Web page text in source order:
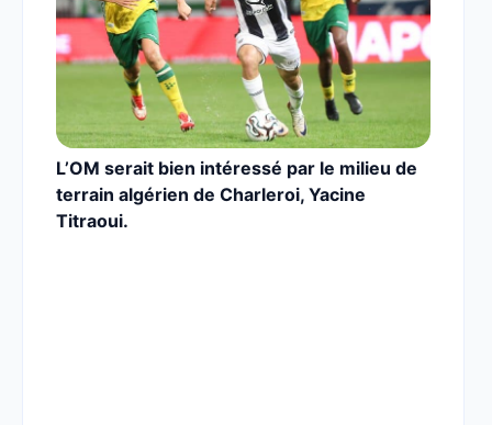
L’OM serait bien intéressé par le milieu de
terrain algérien de Charleroi, Yacine
Titraoui.